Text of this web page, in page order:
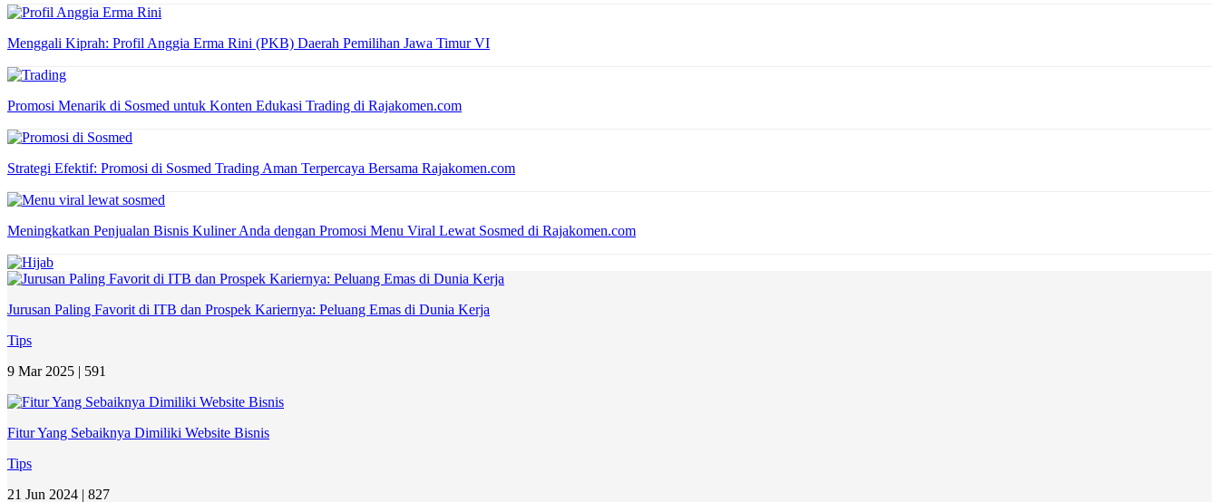
Menggali Kiprah: Profil Anggia Erma Rini (PKB) Daerah Pemilihan Jawa Timur VI
Promosi Menarik di Sosmed untuk Konten Edukasi Trading di Rajakomen.com
Strategi Efektif: Promosi di Sosmed Trading Aman Terpercaya Bersama Rajakomen.com
Meningkatkan Penjualan Bisnis Kuliner Anda dengan Promosi Menu Viral Lewat Sosmed di Rajakomen.com
Jurusan Paling Favorit di ITB dan Prospek Kariernya: Peluang Emas di Dunia Kerja
Tips
9 Mar 2025 | 591
Fitur Yang Sebaiknya Dimiliki Website Bisnis
Tips
21 Jun 2024 | 827